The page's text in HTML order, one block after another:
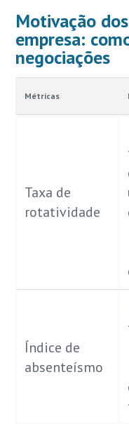
Motivação
empresa:
negociações
Métricas
Taxa de
rotatividade
Índice de
absenteísmo